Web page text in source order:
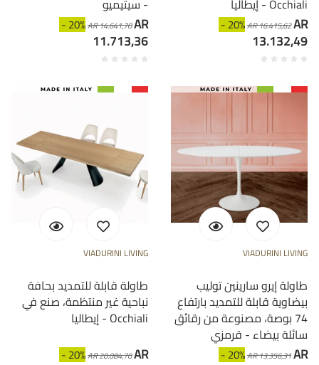
- سيتيميو
- 20%AR 14.641,70AR
11.713,36
إيطاليا - Occhiali
- 20%AR 16.415,62AR
13.132,49
VIADURINI LIVING
طاولة قابلة للتمديد بحافة
نباحية غير منتظمة، صنع في
إيطاليا - Occhiali
- 20%AR 20.084,70AR
VIADURINI LIVING
طاولة إيرو سارينين توليب
بيضاوية قابلة للتمديد بارتفاع
74 بوصة، مصنوعة من رقائق
سائلة بيضاء - قرمزي
- 20%AR 13.356,31AR